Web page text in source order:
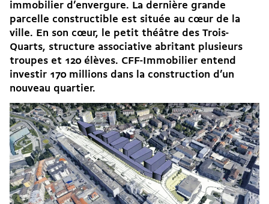
immobilier d’envergure. La dernière grande
parcelle constructible est située au cœur de la
ville. En son cœur, le petit théâtre des Trois-
Quarts, structure associative abritant plusieurs
troupes et 120 élèves. CFF-Immobilier entend
investir 170 millions dans la construction d’un
nouveau quartier.